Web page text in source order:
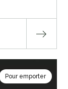
Pour emporter